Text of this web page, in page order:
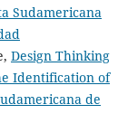
Sudamericana
Design Thinking
Identification of
de